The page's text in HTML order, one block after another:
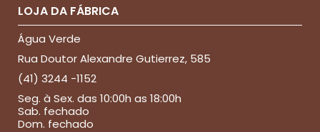
LOJA DA FÁBRICA
Água Verde
Rua Doutor Alexandre Gutierrez, 585
(41) 3244 -1152
Seg. à Sex. das 10:00h as 18:00h
Sab. fechado
Dom. fechado